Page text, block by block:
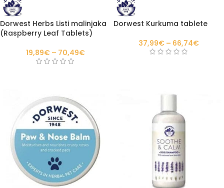
Dorwest Herbs Listi malinjaka
(Raspberry Leaf Tablets)
19,89€ – 70,49€
Dorwest Kurkuma tablete
37,99€ – 66,74€